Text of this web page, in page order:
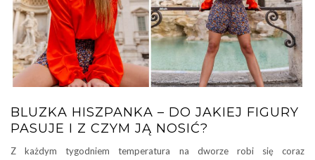
BLUZKA HISZPANKA – DO JAKIEJ FIGURY
PASUJE I Z CZYM JĄ NOSIĆ?
Z każdym tygodniem temperatura na dworze robi się coraz